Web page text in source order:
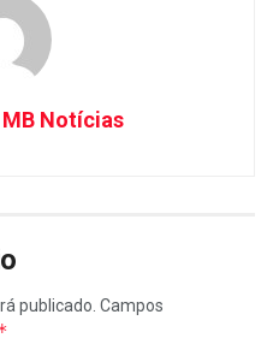
Notícias
publicado. Campos